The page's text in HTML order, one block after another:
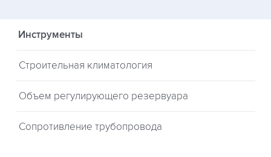
Инструменты
Строительная климатология
Объем регулирующего резервуара
Сопротивление трубопровода